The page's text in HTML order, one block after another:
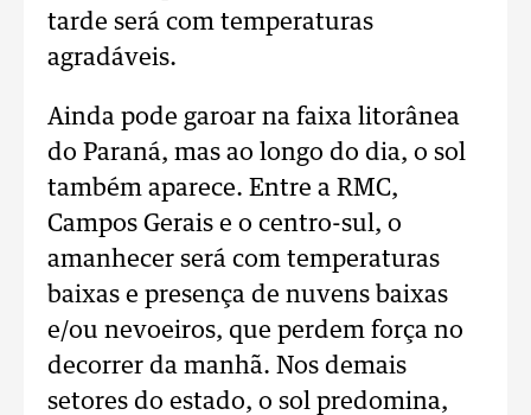
tarde será com temperaturas
agradáveis.
Ainda pode garoar na faixa litorânea
do Paraná, mas ao longo do dia, o sol
também aparece. Entre a RMC,
Campos Gerais e o centro-sul, o
amanhecer será com temperaturas
baixas e presença de nuvens baixas
e/ou nevoeiros, que perdem força no
decorrer da manhã. Nos demais
setores do estado, o sol predomina,